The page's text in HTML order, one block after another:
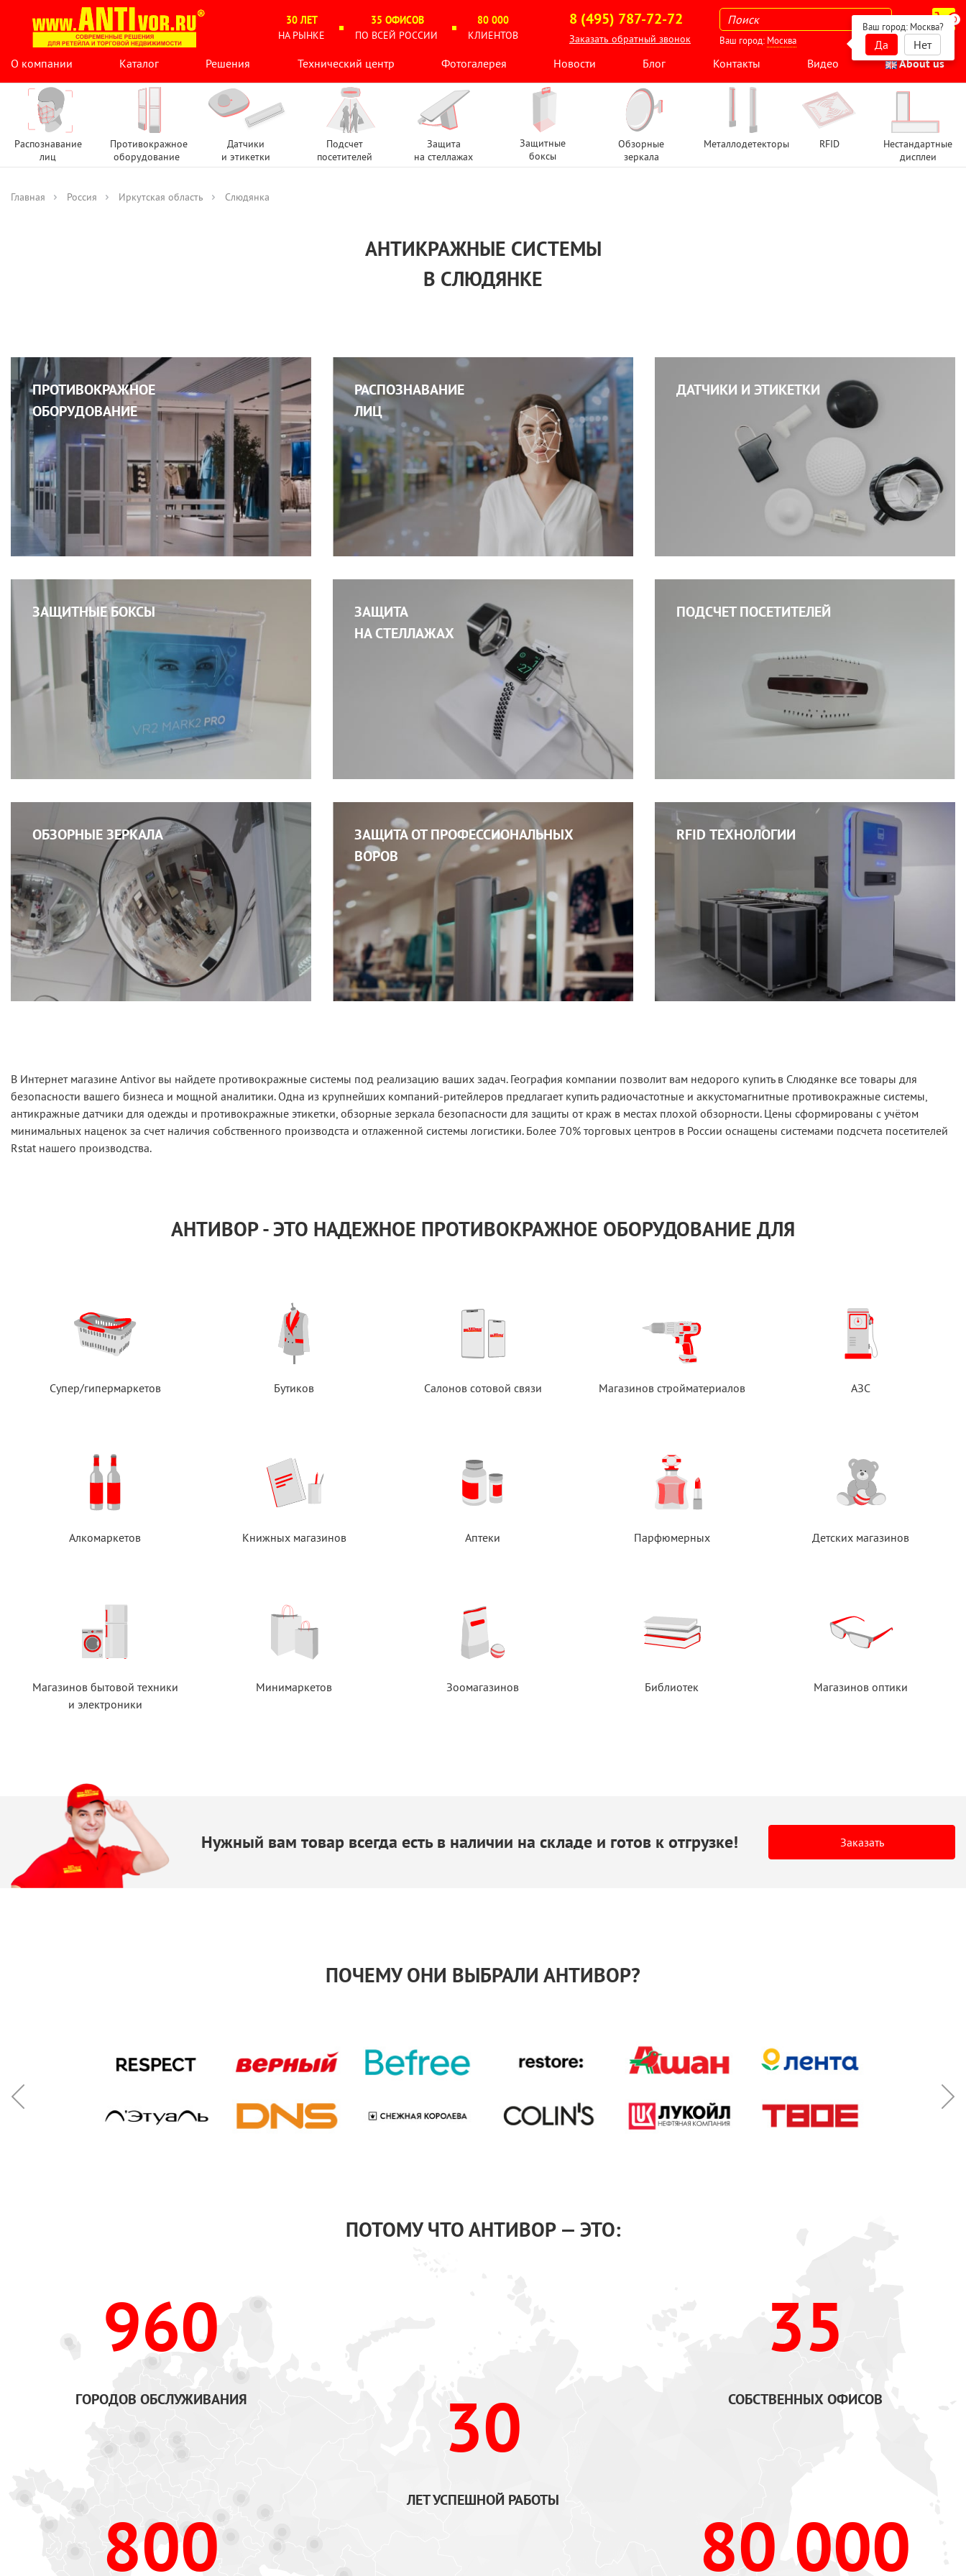
30 ЛЕТ
НА РЫНКЕ
35 ОФИСОВ
ПО ВСЕЙ РОССИИ
80 000
КЛИЕНТОВ
8 (495) 787-72-72
Заказать обратный звонок
0
Ваш город: Москва
Ваш город: Москва?
Да
Нет
О компании
Каталог Решения Технический центр Фотогалерея Новости Блог Контакты Видео About us
Распознавание
лиц
Противокражное
оборудование
Датчики
и этикетки
Подсчет
посетителей
Защита
на стеллажах
Защитные
боксы
Обзорные
зеркала
Металлодетекторы RFID
Нестандартные
дисплеи
Главная Россия Иркутская область Слюдянка
АНТИКРАЖНЫЕ СИСТЕМЫ
В СЛЮДЯНКЕ
ПРОТИВОКРАЖНОЕ
ОБОРУДОВАНИЕ
РАСПОЗНАВАНИЕ
ЛИЦ
ДАТЧИКИ И ЭТИКЕТКИ
ЗАЩИТНЫЕ БОКСЫ
ЗАЩИТА
НА СТЕЛЛАЖАХ
ПОДСЧЕТ ПОСЕТИТЕЛЕЙ
ОБЗОРНЫЕ ЗЕРКАЛА
ЗАЩИТА ОТ ПРОФЕССИОНАЛЬНЫХ
ВОРОВ
RFID ТЕХНОЛОГИИ
В Интернет магазине Antivor вы найдете противокражные системы под реализацию ваших задач. География компании позволит вам недорого купить в Слюдянке все товары для
безопасности вашего бизнеса и мощной аналитики. Одна из крупнейших компаний-ритейлеров предлагает купить радиочастотные и аккустомагнитные противокражные системы,
антикражные датчики для одежды и противокражные этикетки, обзорные зеркала безопасности для защиты от краж в местах плохой обзорности. Цены сформированы с учётом
минимальных наценок за счет наличия собственного производста и отлаженной системы логистики. Более 70% торговых центров в России оснащены системами подсчета посетителей
Rstat нашего производства.
АНТИВОР - ЭТО НАДЕЖНОЕ ПРОТИВОКРАЖНОЕ ОБОРУДОВАНИЕ ДЛЯ
Супер/гипермаркетов Бутиков Салонов сотовой связи Магазинов стройматериалов АЗС
Алкомаркетов Книжных магазинов Аптеки Парфюмерных Детских магазинов
Магазинов бытовой техники
и электроники
Минимаркетов Зоомагазинов Библиотек Магазинов оптики
Нужный вам товар всегда естьв наличии на складе и готов к отгрузке! Заказать
ПОЧЕМУ ОНИ ВЫБРАЛИ АНТИВОР?
ПОТОМУ ЧТО АНТИВОР — ЭТО:
960
ГОРОДОВ ОБСЛУЖИВАНИЯ
800
30
ЛЕТ УСПЕШНОЙ РАБОТЫ
35
СОБСТВЕННЫХ ОФИСОВ
80 000